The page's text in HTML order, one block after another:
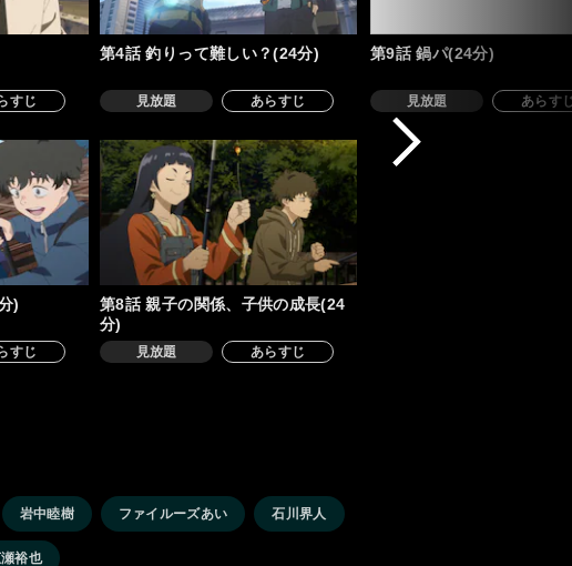
すじ
第4話 釣りって難しい？(24分)
見放題 あらすじ
)
すじ
第8話 親子の関係、子供の成長(24
分)
見放題 あらすじ
第9話 鍋パ(24分)
見放題 あらす
岩中睦樹 ファイルーズあい 石川界人
裕也